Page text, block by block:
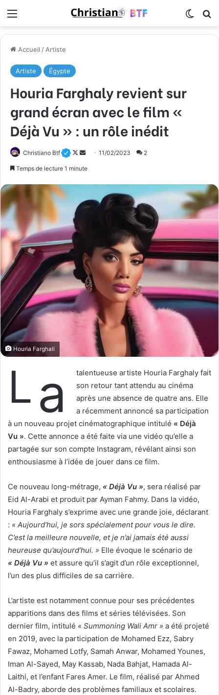
Accueil / Artiste
Artiste Égypte
Houria Farghaly revient sur
grand écran avec le film «
Déjà Vu » : un rôle inédit
Christiano Btf
F
o y
c
o
u
11/02/2023 2
Temps de lecture 1 minute
Houria Farghali
La
talentueuse artiste Houria Farghaly fait
son retour tant attendu au cinéma
après une absence de quatre ans. Elle
a récemment annoncé sa participation
à un nouveau projet cinématographique intitulé « Déjà
Vu ». Cette annonce a été faite via une vidéo qu’elle a
partagée sur son compte Instagram, révélant ainsi son
enthousiasme à l’idée de jouer dans ce film.
Ce nouveau long-métrage, « Déjà Vu », sera réalisé par
Eid Al-Arabi et produit par Ayman Fahmy. Dans la vidéo,
Houria Farghaly s’exprime avec une grande joie, déclarant
: « Aujourd’hui, je sors spécialement pour vous le dire.
C’est la meilleure nouvelle, et je n’ai jamais été aussi
heureuse qu’aujourd’hui. » Elle évoque le scénario de
« Déjà Vu » et assure qu’il s’agit d’un rôle exceptionnel,
l’un des plus difficiles de sa carrière.
L’artiste est notamment connue pour ses précédentes
apparitions dans des films et séries télévisées. Son
dernier film, intitulé « Summoning Wali Amr » a été projeté
en 2019, avec la participation de Mohamed Ezz, Sabry
Fawaz, Mohamed Lotfy, Samah Anwar, Mohamed Younes,
Iman Al-Sayed, May Kassab, Nada Bahjat, Hamada Al-
Laithi, et l’enfant Fares Amer. Le film, réalisé par Ahmed
Al-Badry, aborde des problèmes familiaux et scolaires.